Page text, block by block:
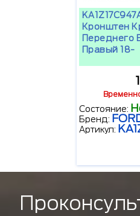
Кронштен
Переднего
Правый 18-
Состояние:
Бренд:
Артикул: